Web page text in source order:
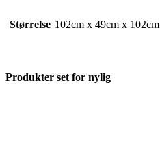
Størrelse 102cm x 49cm x 102cm
Produkter set for nylig